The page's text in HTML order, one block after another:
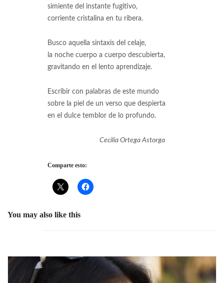
simiente del instante fugitivo,
corriente cristalina en tu ribera.
Busco aquella sintaxis del celaje,
la noche cuerpo a cuerpo descubierta,
gravitando en el lento aprendizaje.
Escribir con palabras de este mundo
sobre la piel de un verso que despierta
en el dulce temblor de lo profundo.
Cecilia Ortega Astorga
Comparte esto:
You may also like this